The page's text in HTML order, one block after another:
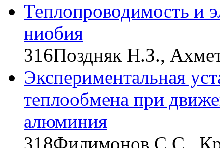
Теплопроводимость и
ниобия
316Поздняк Н.З.,
Экспериментальная
теплообмена при
алюминия
318Филимонов С.С.,